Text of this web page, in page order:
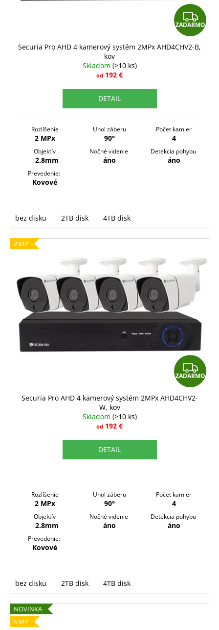
Z
A
D
ZADARMO
Securia Pro AHD 4 kamerový systém 2MPx AHD4CHV2-B,
kov
Skladom (>10 ks)
od 192 €
DETAIL
Rozlíšenie
2 MPx
Uhol záberu
90°
Počet kamier
4
Objektív
2.8mm
Nočné videnie
áno
Detekcia pohybu
áno
Prevedenie:
Kovové
bez disku 2TB disk 4TB disk
2 MP
Z
A
D
ZADARMO
Securia Pro AHD 4 kamerový systém 2MPx AHD4CHV2-
W, kov
Skladom (>10 ks)
od 192 €
DETAIL
Rozlíšenie
2 MPx
Uhol záberu
90°
Počet kamier
4
Objektív
2.8mm
Nočné videnie
áno
Detekcia pohybu
áno
Prevedenie:
Kovové
bez disku 2TB disk 4TB disk
NOVINKA
5 MP